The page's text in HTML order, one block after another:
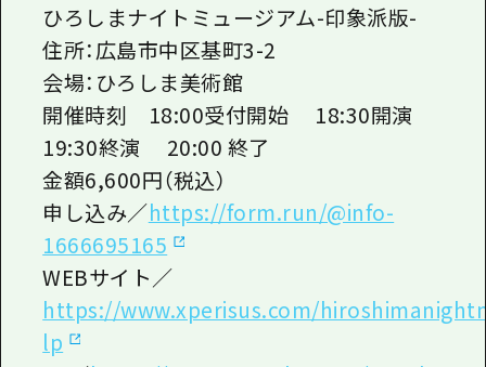
ひろしまナイトミュージアム-印象派版-
住所：広島市中区基町3-2
会場：ひろしま美術館
開催時刻 18:00受付開始 18:30開演
19:30終演 20:00 終了
金額6,600円（税込）
申し込み／https://form.run/@info-
1666695165
WEBサイト／
https://www.xperisus.com/
lp